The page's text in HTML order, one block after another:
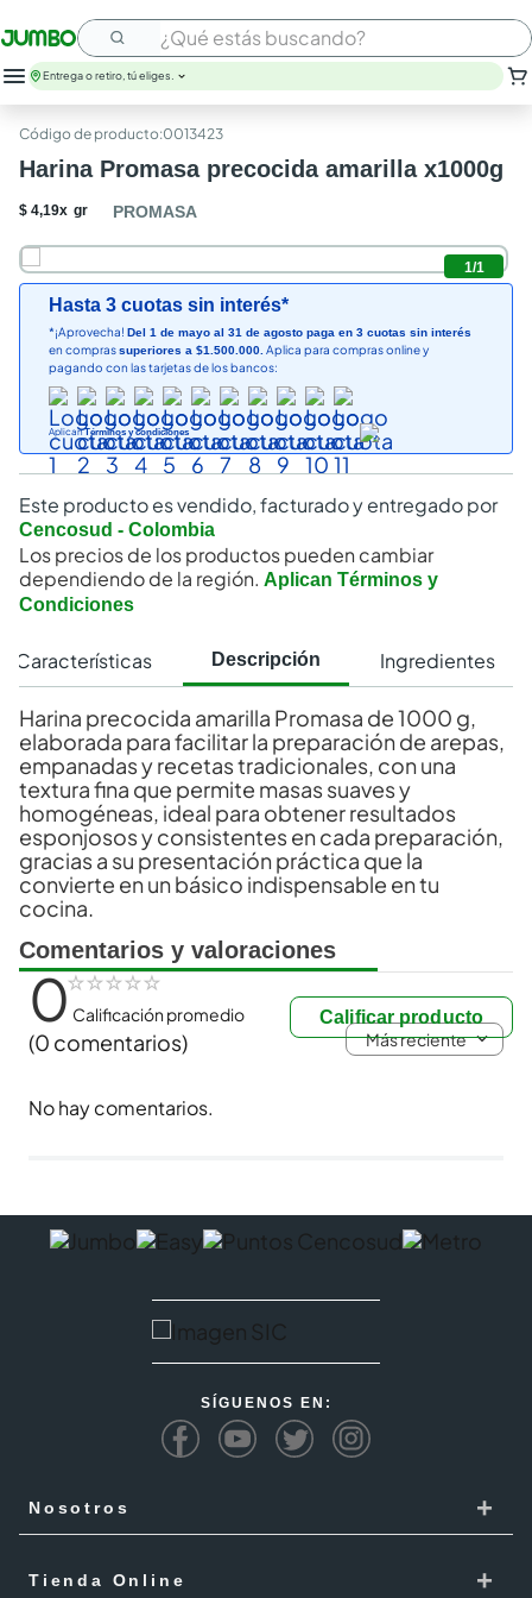
¿Qué estás buscando?
Entrega o retiro, tú eliges.
:0013423
Harina Promasa precocida amarilla x1000g
$ 4,19x gr PROMASA
1/1
Hasta 3 cuotas sin interés*
*¡Aprovecha! Del 1 de mayo al 31 de agosto paga en 3 cuotas sin interés
en comprassuperiores a $1.500.000. Aplica para compras online y
pagando con las tarjetas de los bancos:
AplicanTérminos y condiciones
Este producto es vendido, facturado y entregado por
Cencosud - Colombia
Los precios de los productos pueden cambiar
dependiendo de la región. Aplican Términos y
Condiciones
Características Descripción Ingredientes
Harina precocida amarilla Promasa de 1000 g,
elaborada para facilitar la preparación de arepas,
empanadas y recetas tradicionales, con una
textura fina que permite masas suaves y
homogéneas, ideal para obtener resultados
esponjosos y consistentes en cada preparación,
gracias a su presentación práctica que la
convierte en un básico indispensable en tu
cocina.
Comentarios y valoraciones
Calificar producto
☆☆☆☆☆
0Calificación promedio
(0 comentarios) Más reciente
No hay comentarios.
SÍGUENOS EN:
Nosotros +
Tienda Online +